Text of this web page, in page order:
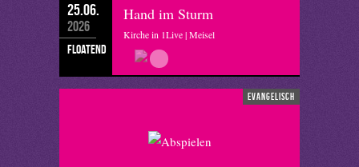
25.06.
2026
floatend
Hand im Sturm
Kirche in 1Live | Meisel
evangelisch